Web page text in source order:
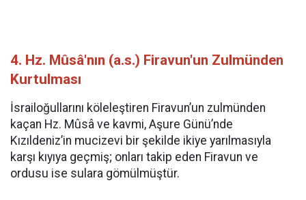
4. Hz. Mûsâ'nın (a.s.) Firavun'un Zulmünden
Kurtulması
İsrailoğullarını köleleştiren Firavun’un zulmünden
kaçan Hz. Mûsâ ve kavmi, Aşure Günü’nde
Kızıldeniz’in mucizevi bir şekilde ikiye yarılmasıyla
karşı kıyıya geçmiş; onları takip eden Firavun ve
ordusu ise sulara gömülmüştür.